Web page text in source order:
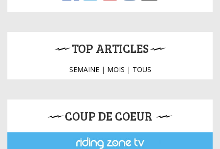
TOP ARTICLES
SEMAINE| MOIS | TOUS
COUP DE COEUR